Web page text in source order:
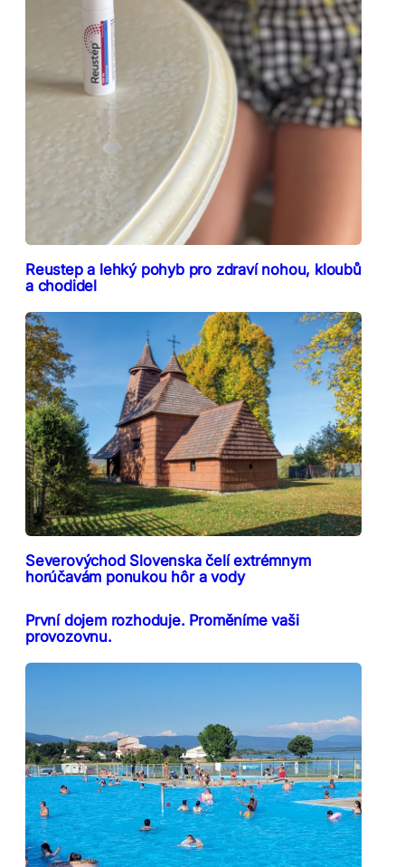
Reustep a lehký pohyb pro zdraví nohou, kloubů
a chodidel
Severovýchod Slovenska čelí extrémnym
horúčavám ponukou hôr a vody
První dojem rozhoduje. Proměníme vaši
provozovnu.